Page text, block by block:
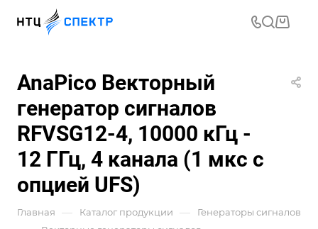
AnaPico Векторный
генератор сигналов
RFVSG12-4, 10000 кГц -
12 ГГц, 4 канала (1 мкс с
опцией UFS)
Главная — Каталог продукции — Генераторы сигналов